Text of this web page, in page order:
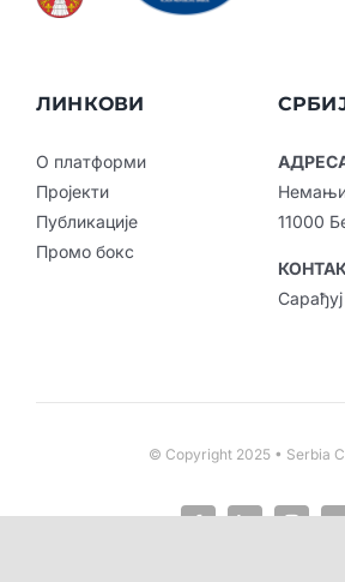
ЛИНКОВИ
О платформи
Пројекти
Публикације
Промо бокс
11000
© Copyright 2025 • Serbia